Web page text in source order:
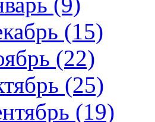
(15)
(22)
(25)
(19)